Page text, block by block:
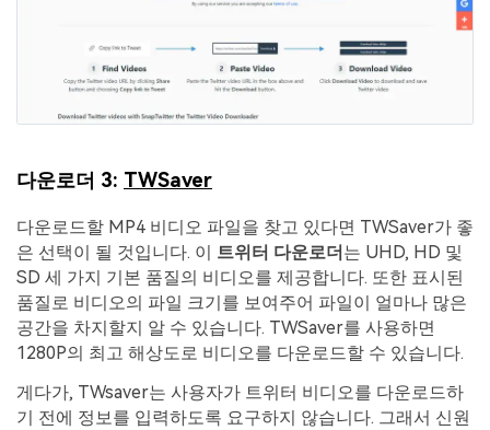
다운로더 3: TWSaver
다운로드할 MP4 비디오 파일을 찾고 있다면 TWSaver가 좋
은 선택이 될 것입니다. 이 트위터 다운로더는 UHD, HD 및
SD 세 가지 기본 품질의 비디오를 제공합니다. 또한 표시된
품질로 비디오의 파일 크기를 보여주어 파일이 얼마나 많은
공간을 차지할지 알 수 있습니다. TWSaver를 사용하면
1280P의 최고 해상도로 비디오를 다운로드할 수 있습니다.
게다가, TWsaver는 사용자가 트위터 비디오를 다운로드하
기 전에 정보를 입력하도록 요구하지 않습니다. 그래서 신원